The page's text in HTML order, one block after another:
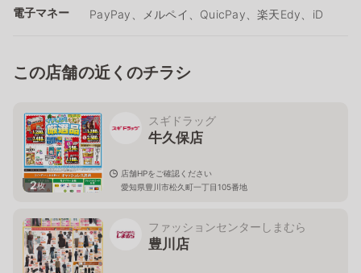
電子マネー PayPay、メルペイ、QuicPay、楽天Edy、iD
この店舗の近くのチラシ
2枚
スギドラッグ
牛久保店
店舗HPをご確認ください
愛知県豊川市松久町一丁目105番地
ファッションセンターしまむら
豊川店